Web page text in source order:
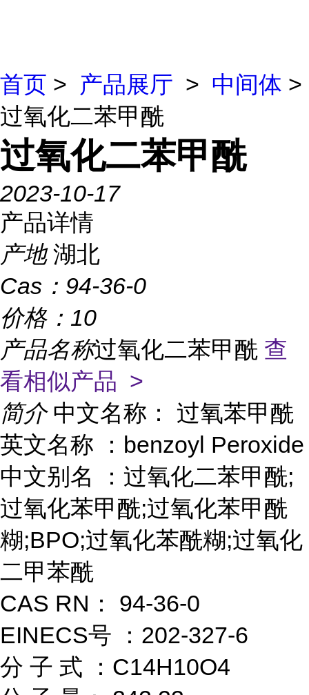
首页 > 产品展厅 > 中间体 >
过氧化二苯甲酰
过氧化二苯甲酰
2023-10-17
产品详情
产地 湖北
Cas： 94-36-0
价格： 10
产品名称过氧化二苯甲酰 查
看相似产品 >
简介 中文名称： 过氧苯甲酰
英文名称 ：benzoyl Peroxide
中文别名 ：过氧化二苯甲酰;
过氧化苯甲酰;过氧化苯甲酰
糊;BPO;过氧化苯酰糊;过氧化
二甲苯酰
CAS RN： 94-36-0
EINECS号 ：202-327-6
分 子 式 ：C14H10O4